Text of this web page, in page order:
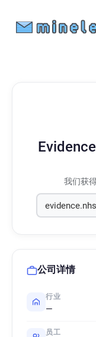
Evidence
我们获
公司详情
行业
—
员工